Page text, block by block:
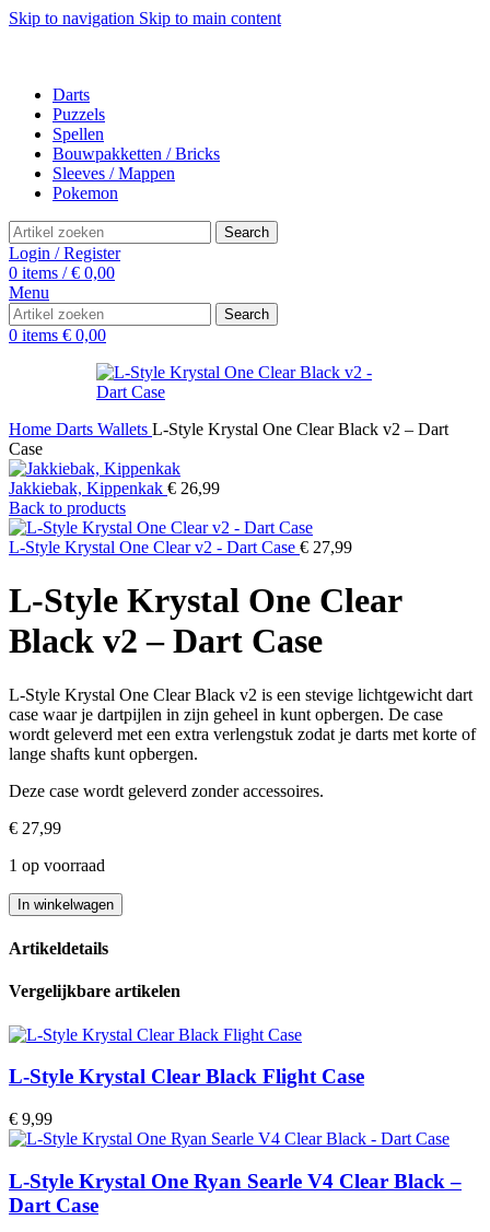
Skip to navigation Skip to main content
Darts
Puzzels
Spellen
Bouwpakketten / Bricks
Sleeves / Mappen
Pokemon
Search
Login / Register
0 items / € 0,00
Menu
Search
0 items € 0,00
Home Darts Wallets L-Style Krystal One Clear Black v2 – Dart
Case
Jakkiebak, Kippenkak € 26,99
Back to products
L-Style Krystal One Clear v2 - Dart Case € 27,99
L-Style Krystal One Clear
Black v2 – Dart Case
L-Style Krystal One Clear Black v2 is een stevige lichtgewicht dart
case waar je dartpijlen in zijn geheel in kunt opbergen. De case
wordt geleverd met een extra verlengstuk zodat je darts met korte of
lange shafts kunt opbergen.
Deze case wordt geleverd zonder accessoires.
€ 27,99
1 op voorraad
L-
Style
Krystal
One
Black
-
Case
In winkelwagen
Artikeldetails
Vergelijkbare artikelen
L-Style Krystal Clear Black Flight Case
€ 9,99
L-Style Krystal One Ryan Searle V4 Clear Black –
Dart Case